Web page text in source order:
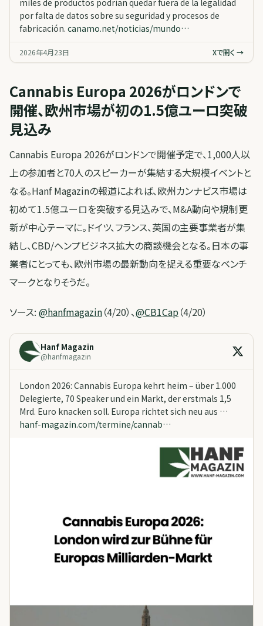
miles de productos podrían quedar fuera de la legalidad
por falta de datos sobre su seguridad y procesos de
fabricación. canamo.net/noticias/mundo…
2026年4月23日 Xで開く →
Cannabis Europa 2026がロンドンで
開催、欧州市場が初の1.5億ユーロ突破
見込み
Cannabis Europa 2026がロンドンで開催予定で、1,000人以
上の参加者と70人のスピーカーが集結する大規模イベントと
なる。Hanf Magazinの報道によれば、欧州カンナビス市場は
初めて1.5億ユーロを突破する見込みで、M&A動向や規制更
新が中心テーマに。ドイツ、フランス、英国の主要事業者が集
結し、CBD/ヘンプビジネス拡大の商談機会となる。日本の事
業者にとっても、欧州市場の最新動向を捉える重要なベンチ
マークとなりそうだ。
ソース: @hanfmagazin（4/20）、@CB1Cap（4/20）
Hanf Magazin
@hanfmagazin
London 2026: Cannabis Europa kehrt heim – über 1.000
Delegierte, 70 Speaker und ein Markt, der erstmals 1,5
Mrd. Euro knacken soll. Europa richtet sich neu aus …
hanf-magazin.com/termine/cannab…